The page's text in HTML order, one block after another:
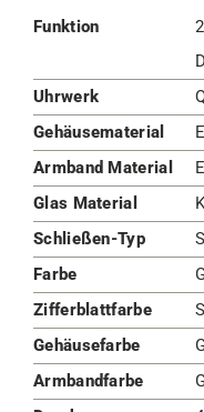
Funktion
Uhrwerk
Gehäusematerial
Armband Material
Glas Material
Schließen-Typ
Farbe
Zifferblattfarbe
Gehäusefarbe
Armbandfarbe